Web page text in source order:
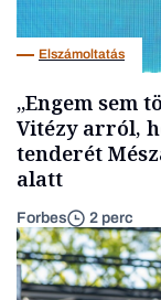
Elszámoltatás
„Engem sem
Vitézy arról,
tenderét
alatt
Forbes 2 perc